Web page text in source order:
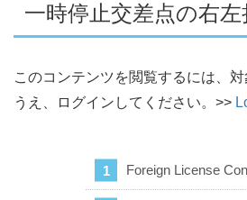
Foreign License
一時停止交差点の右左
このコンテンツを閲覧するには、
うえ、ログインしてください。>>